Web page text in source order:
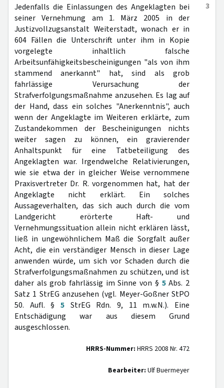
3
Jedenfalls die Einlassungen des Angeklagten bei
seiner Vernehmung am 1. März 2005 in der
Justizvollzugsanstalt Weiterstadt, wonach er in
604 Fällen die Unterschrift unter ihm in Kopie
vorgelegte inhaltlich falsche
Arbeitsunfähigkeitsbescheinigungen "als von ihm
stammend anerkannt" hat, sind als grob
fahrlässige Verursachung der
Strafverfolgungsmaßnahme anzusehen. Es lag auf
der Hand, dass ein solches "Anerkenntnis", auch
wenn der Angeklagte im Weiteren erklärte, zum
Zustandekommen der Bescheinigungen nichts
weiter sagen zu können, ein gravierender
Anhaltspunkt für eine Tatbeteiligung des
Angeklagten war. Irgendwelche Relativierungen,
wie sie etwa der in gleicher Weise vernommene
Praxisvertreter Dr. R. vorgenommen hat, hat der
Angeklagte nicht erklärt. Ein solches
Aussageverhalten, das sich auch durch die vom
Landgericht erörterte Haft- und
Vernehmungssituation allein nicht erklären lässt,
ließ in ungewöhnlichem Maß die Sorgfalt außer
Acht, die ein verständiger Mensch in dieser Lage
anwenden würde, um sich vor Schaden durch die
Strafverfolgungsmaßnahmen zu schützen, und ist
daher als grob fahrlässig im Sinne von § 5Abs. 2
Satz 1 StrEG anzusehen (vgl. Meyer-Goßner StPO
50. Aufl. § 5 StrEG Rdn. 9, 11 m.w.N.). Eine
Entschädigung war aus diesem Grund
ausgeschlossen.
HRRS-Nummer: HRRS 2008 Nr. 472
Bearbeiter: Ulf Buermeyer